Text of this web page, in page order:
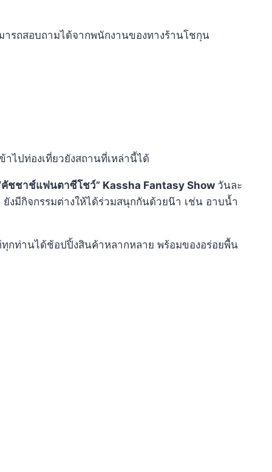
รถสอบถามได้จากพนักงานของทางร้านโชกุน
ไปท่องเที่ยวยังสถานที่เหล่านี้ได้
คัชชาช์แฟนตาซีโชว์” Kassha Fantasy Show วันละ
งมีกิจกรรมต่างให้ได้ร่วมสนุกกันด้วยน๊า เช่น อาบน้ำ
ท่านได้ช้อปปิ้งสินค้าหลากหลาย พร้อมของอร่อยพื้น